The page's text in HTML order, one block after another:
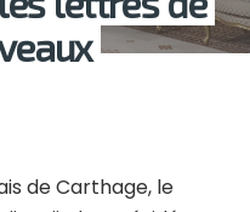
de Carthage, le